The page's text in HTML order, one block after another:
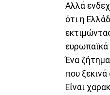
Αλλά
ότι η
ευρωπαϊκά
Ένα
που
Είναι